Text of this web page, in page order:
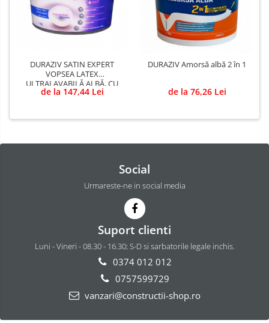
DURAZIV SATIN EXPERT
VOPSEA LATEX
ULTRALAVABILĂ ALBĂ, CU
ASPECT SATINAT
de la 147,44 Lei
DURAZIV Amorsă albă 2 în 1
de la 76,26 Lei
Social
Urmareste-ne in social media
Suport clienti
Luni - Vineri - 08.30 - 16.30; S-D si sarbatorile legale inchis.
0374 012 012
0757599729
vanzari@constructii-shop.ro